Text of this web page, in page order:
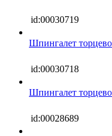
id:00030719
Шпингалет
id:00030718
Шпингалет
id:00028689